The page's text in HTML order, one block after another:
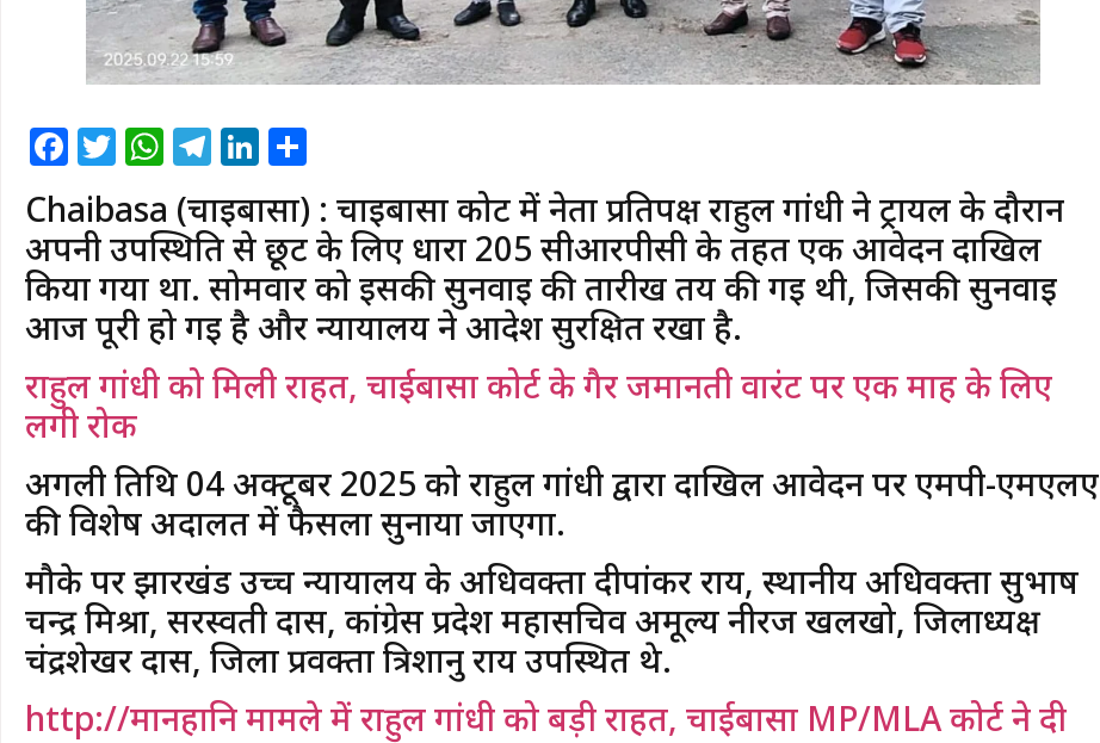
Facebook
Twitter
WhatsApp
Telegram
LinkedIn
Chaibasa (चाईबासा) : चाईबासा कोर्ट में नेता प्रतिपक्ष राहुल गांधी ने ट्रायल के दौरान
अपनी उपस्थिति से छूट के लिए धारा 205 सीआरपीसी के तहत एक आवेदन दाखिल
किया गया था. सोमवार को इसकी सुनवाई की तारीख तय की गई थी, जिसकी सुनवाई
आज पूरी हो गई है और न्यायालय ने आदेश सुरक्षित रखा है.
राहुल गांधी को मिली राहत, चाईबासा कोर्ट के गैर जमानती वारंट पर एक माह के लिए
लगी रोक
अगली तिथि 04 अक्टूबर 2025 को राहुल गांधी द्वारा दाखिल आवेदन पर एमपी-एमएलए
की विशेष अदालत में फैसला सुनाया जाएगा.
मौके पर झारखंड उच्च न्यायालय के अधिवक्ता दीपांकर राय, स्थानीय अधिवक्ता सुभाष
चन्द्र मिश्रा, सरस्वती दास, कांग्रेस प्रदेश महासचिव अमूल्य नीरज खलखो, जिलाध्यक्ष
चंद्रशेखर दास, जिला प्रवक्ता त्रिशानु राय उपस्थित थे.
http://मानहानि मामले में राहुल गांधी को बड़ी राहत, चाईबासा MP/MLA कोर्ट ने दी